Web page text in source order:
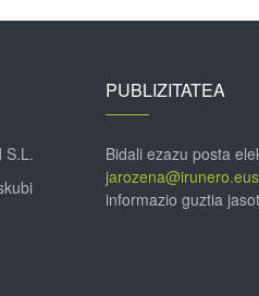
S.L.
PUBLIZITATEA
Bidali ezazu posta
jarozena@irunero.eus
informazio guztia